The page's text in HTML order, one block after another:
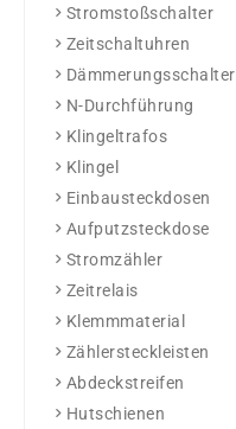
Stromstoßschalter
Zeitschaltuhren
Dämmerungsschalter
N-Durchführung
Klingeltrafos
Klingel
Einbausteckdosen
Aufputzsteckdose
Stromzähler
Zeitrelais
Klemmmaterial
Zählersteckleisten
Abdeckstreifen
Hutschienen